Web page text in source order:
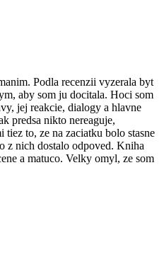
Podla recenzii vyzerala byt
aby som ju docitala. Hoci som
jej reakcie, dialogy a hlavne
predsa nikto nereaguje,
to, ze na zaciatku bolo stasne
z nich dostalo odpoved. Kniha
a matuco. Velky omyl, ze som